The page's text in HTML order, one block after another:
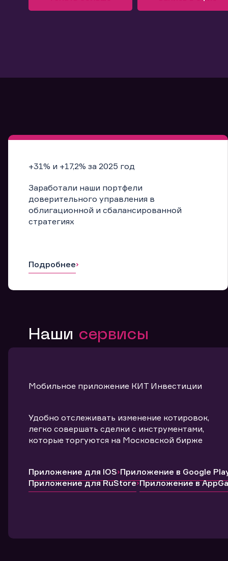
+31% и +17,2% за 2025 год
Заработали наши портфели
доверительного управления в
облигационной и сбалансированной
стратегиях
Подробнее
Наши сервисы
Мобильное приложение КИТ Инвестиции
Удобно отслеживать изменение котировок,
легко совершать сделки с инструментами,
которые торгуются на Московской бирже
Приложение для IOS Приложение в Google
Приложение для RuStore Приложение в